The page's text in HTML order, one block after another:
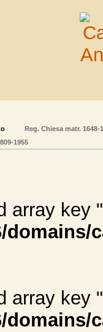
Reg. Chiesa matr. 1648-
1955
array key
array key